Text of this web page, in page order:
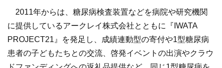
2011年からは、糖尿病検査装置などを病院や研究機関
に提供しているアークレイ株式会社とともに『IWATA
PROJECT21』を発足し、成績連動型の寄付や1型糖尿病
患者の子どもたちとの交流、啓発イベントの出演やクラウ